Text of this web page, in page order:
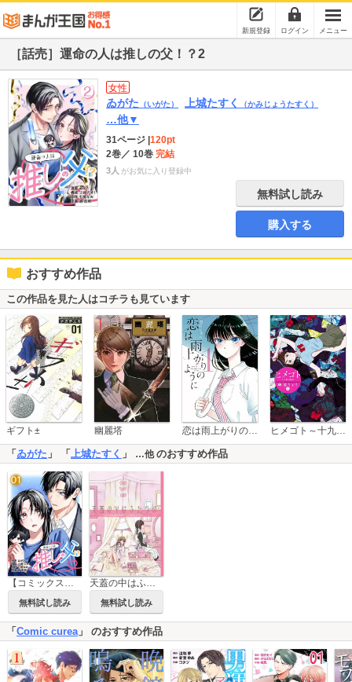
新規登録 ログイン メニュー
［話売］運命の人は推しの父！？2
女性
ゐがた （いがた） 上城たすく （かみじょうたすく）
…他▼
31ページ 120pt
2巻／ 10巻 完結
3人 がお気に入り登録中
無料試し読み
購入する
おすすめ作品
この作品を見た人はコチラも見ています
ギフト± 幽麗塔 恋は雨上がりのように ヒメゴト～十九歳の制服～
「 ゐがた 」 「 上城たすく 」 …他のおすすめ作品
無料試し読み
天蓋の中はふたりの
無料試し読み
「 Comic curea」 のおすすめ作品